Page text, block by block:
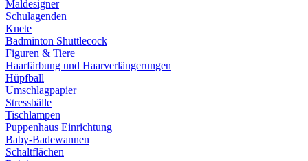
Maldesigner
Schulagenden
Knete
Badminton Shuttlecock
Figuren & Tiere
Haarfärbung und Haarverlängerungen
Hüpfball
Umschlagpapier
Stressbälle
Tischlampen
Puppenhaus Einrichtung
Baby-Badewannen
Schaltflächen